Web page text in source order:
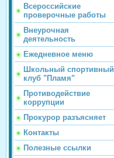
Всероссийские
проверочные работы
Внеурочная
деятельность
Ежедневное меню
Школьный спортивный
клуб "Пламя"
Противодействие
коррупции
Прокурор разъясняет
Контакты
Полезные ссылки